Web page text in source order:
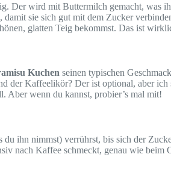
Der wird mit Buttermilch gemacht, was
sie sich gut mit dem Zucker
glatten Teig bekommst. Das ist
Kuchen seinen typischen
Kaffeelikör? Der ist optional, aber
Aber wenn du kannst, probier’s mal mit!
ihn nimmst) verrührst, bis sich der
nach Kaffee schmeckt, genau wie